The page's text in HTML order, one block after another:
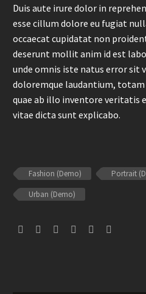
Duis aute irure dolor in
esse cillum dolore eu fugiat
occaecat cupidatat non
deserunt mollit anim id est
unde omnis iste natus error sit
doloremque laudantium, totam
quae ab illo inventore veritatis
vitae dicta sunt explicabo.
Fashion (Demo) Portrait
Urban (Demo)